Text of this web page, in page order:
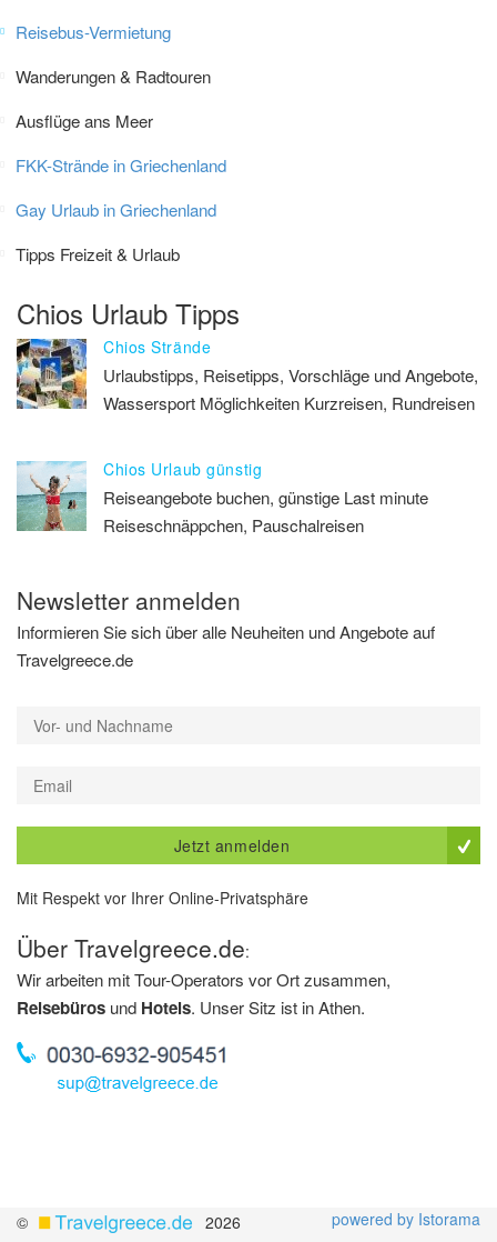
Reisebus-Vermietung
Wanderungen & Radtouren
Ausflüge ans Meer
FKK-Strände in Griechenland
Gay Urlaub in Griechenland
Tipps Freizeit & Urlaub
Chios Urlaub Tipps
Chios Strände
Urlaubstipps, Reisetipps, Vorschläge und Angebote,
Wassersport Möglichkeiten Kurzreisen, Rundreisen
Chios Urlaub günstig
Reiseangebote buchen, günstige Last minute
Reiseschnäppchen, Pauschalreisen
Newsletter anmelden
Informieren Sie sich über alle Neuheiten und Angebote auf
Travelgreece.de
Jetzt anmelden
Mit Respekt vor Ihrer Online-Privatsphäre
Über Travelgreece.de:
Wir arbeiten mit Tour-Operators vor Ort zusammen,
Reisebüros und Hotels. Unser Sitz ist in Athen.
© 2026 powered by Istorama